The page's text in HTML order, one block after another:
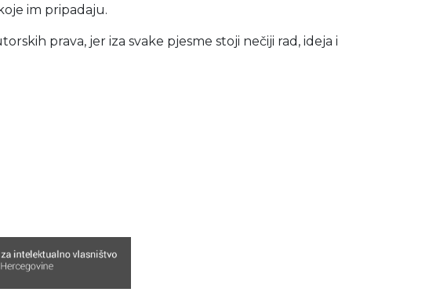
im pripadaju.
prava, jer iza svake pjesme stoji nečiji rad, ideja i